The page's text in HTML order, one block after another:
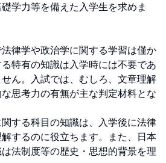
学力等を備えた入学生を求めま
律学や政治学に関する学習は僅か
特有の知識は入学時には不要であ
ん。入試では、むしろ、文章理解
思考力の有無が主な判定材料とな
する科目の知識は、入学後に法律
するのに役立ちます。また、日本
法制度等の歴史・思想的背景を理